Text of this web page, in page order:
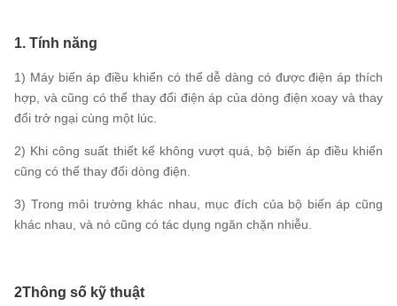
1. Tính năng
1) Máy biến áp điều khiển có thể dễ dàng có được điện áp thích
hợp, và cũng có thể thay đổi điện áp của dòng điện xoay và thay
đổi trở ngại cùng một lúc.
2) Khi công suất thiết kế không vượt quá, bộ biến áp điều khiển
cũng có thể thay đổi dòng điện.
3) Trong môi trường khác nhau, mục đích của bộ biến áp cũng
khác nhau, và nó cũng có tác dụng ngăn chặn nhiễu.
2Thông số kỹ thuật